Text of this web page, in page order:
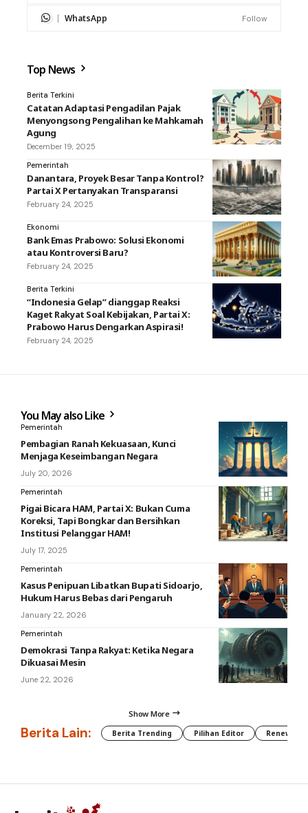
WhatsApp Follow
Top News
Berita Terkini
Catatan Adaptasi Pengadilan Pajak
Menyongsong Pengalihan ke Mahkamah
Agung
December 19, 2025
Pemerintah
Danantara, Proyek Besar Tanpa Kontrol?
Partai X Pertanyakan Transparansi
February 24, 2025
Ekonomi
Bank Emas Prabowo: Solusi Ekonomi
atau Kontroversi Baru?
February 24, 2025
Berita Terkini
“Indonesia Gelap” dianggap Reaksi
Kaget Rakyat Soal Kebijakan, Partai X:
Prabowo Harus Dengarkan Aspirasi!
February 24, 2025
You May also Like
Pemerintah
Pembagian Ranah Kekuasaan, Kunci
Menjaga Keseimbangan Negara
July 20, 2026
Pemerintah
Pigai Bicara HAM, Partai X: Bukan Cuma
Koreksi, Tapi Bongkar dan Bersihkan
Institusi Pelanggar HAM!
July 17, 2025
Pemerintah
Kasus Penipuan Libatkan Bupati Sidoarjo,
Hukum Harus Bebas dari Pengaruh
January 22, 2026
Pemerintah
Demokrasi Tanpa Rakyat: Ketika Negara
Dikuasai Mesin
June 22, 2026
Show More
Berita Lain: Berita Trending Pilihan Editor